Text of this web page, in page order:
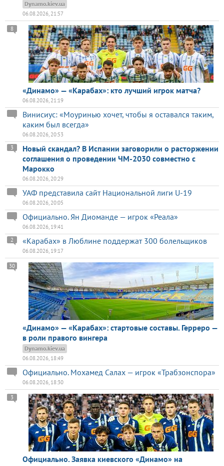
Dynamo.kiev.ua
06.08.2026, 21:57
«Динамо» — «Карабах»: кто лучший игрок матча?
8
06.08.2026, 21:19
Винисиус: «Моуринью хочет, чтобы я оставался таким,
каким был всегда»
06.08.2026, 20:53
Новый скандал? В Испании заговорили о расторжении
соглашения о проведении ЧМ-2030 совместно с
Марокко
3
06.08.2026, 20:29
УАФ представила сайт Национальной лиги U-19
06.08.2026, 20:05
Официально. Ян Диоманде — игрок «Реала»
06.08.2026, 19:41
«Карабах» в Люблине поддержат 300 болельщиков
2
06.08.2026, 19:17
«Динамо» — «Карабах»: стартовые составы. Герреро —
в роли правого вингера
30
Dynamo.kiev.ua
06.08.2026, 18:49
Официально. Мохамед Салах — игрок «Трабзонспора»
06.08.2026, 18:30
Официально. Заявка киевского «Динамо» на
3